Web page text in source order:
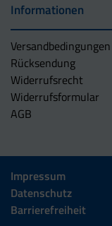
Informationen
Versandbedingungen
Rücksendung
Widerrufsrecht
Widerrufsformular
AGB
Impressum
Datenschutz
Barrierefreiheit